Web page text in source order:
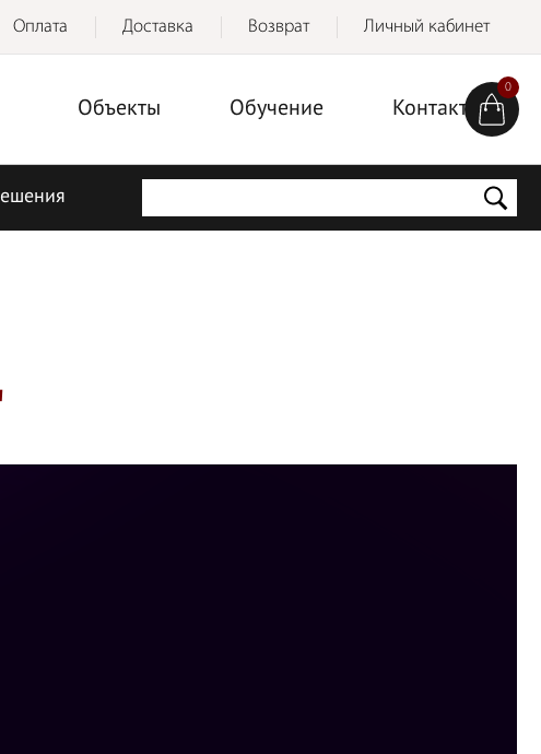
Оплата Доставка Возврат Личный кабинет
Объекты Обучение Контакты
0